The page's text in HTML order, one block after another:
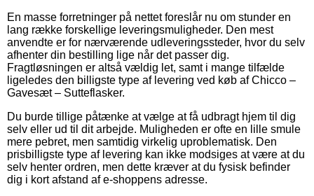
En masse forretninger på nettet foreslår nu om stunder en
lang række forskellige leveringsmuligheder. Den mest
anvendte er for nærværende udleveringssteder, hvor du selv
afhenter din bestilling lige når det passer dig.
Fragtløsningen er altså vældig let, samt i mange tilfælde
ligeledes den billigste type af levering ved køb af Chicco –
Gavesæt – Sutteflasker.
Du burde tillige påtænke at vælge at få udbragt hjem til dig
selv eller ud til dit arbejde. Muligheden er ofte en lille smule
mere pebret, men samtidig virkelig uproblematisk. Den
prisbilligste type af levering kan ikke modsiges at være at du
selv henter ordren, men dette kræver at du fysisk befinder
dig i kort afstand af e-shoppens adresse.